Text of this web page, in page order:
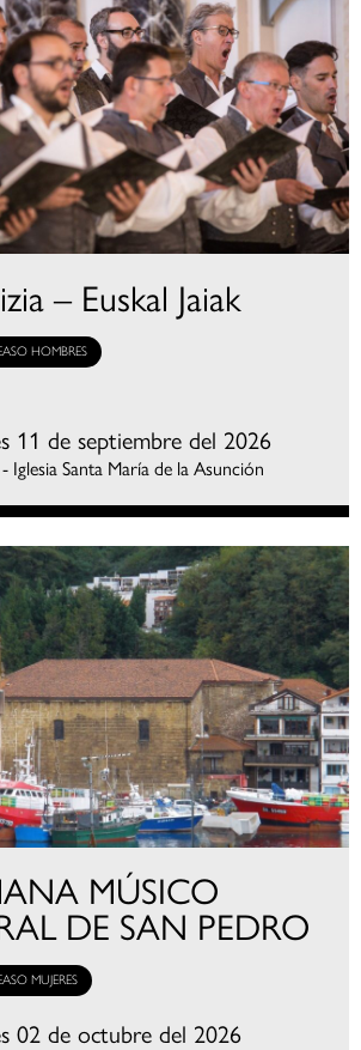
– Euskal Jaiak
HOMBRES
11 de septiembre del 2026
Iglesia Santa María de la Asunción
MÚSICO
DE SAN PEDRO
MUJERES
02 de octubre del 2026